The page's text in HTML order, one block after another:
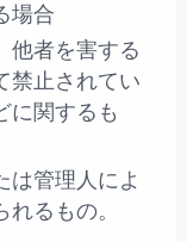
場合
他者を害する
禁止されてい
に関するも
は管理人によ
るもの。